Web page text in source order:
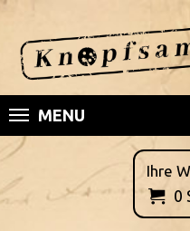
MENU
Ihre
 0